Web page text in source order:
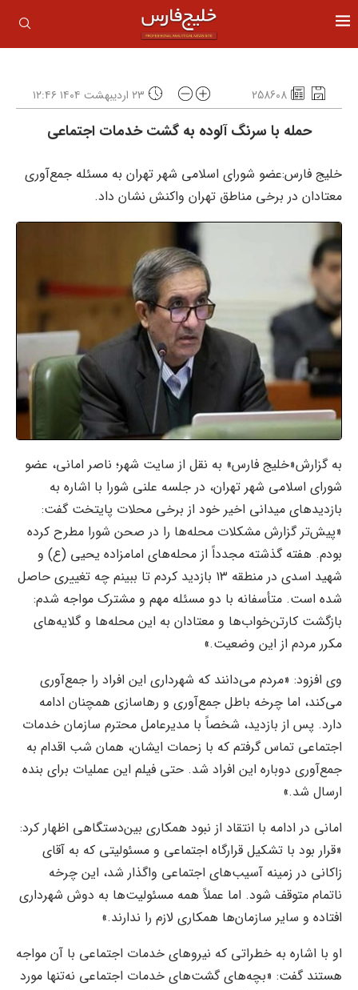
258608 ۲۳ اردیبهشت ۱۴۰۴ ۱۲:۴۶
حمله با سرنگ آلوده به گشت خدمات اجتماعی
خلیج فارس:عضو شورای اسلامی شهر تهران به مسئله جمع‌آوری
معتادان در برخی مناطق تهران واکنش نشان داد.
به گزارش«خلیج فارس» به نقل از سایت شهر؛ ناصر امانی، عضو
شورای اسلامی شهر تهران، در جلسه علنی شورا با اشاره به
بازدیدهای میدانی اخیر خود از برخی محلات پایتخت گفت:
«پیش‌تر گزارش مشکلات محله‌ها را در صحن شورا مطرح کرده
بودم. هفته گذشته مجدداً از محله‌های امامزاده یحیی (ع) و
شهید اسدی در منطقه ۱۳ بازدید کردم تا ببینم چه تغییری حاصل
شده است. متأسفانه با دو مسئله مهم و مشترک مواجه شدم:
بازگشت کارتن‌خواب‌ها و معتادان به این محله‌ها و گلایه‌های
مکرر مردم از این وضعیت.»
وی افزود: «مردم می‌دانند که شهرداری این افراد را جمع‌آوری
می‌کند، اما چرخه باطل جمع‌آوری و رهاسازی همچنان ادامه
دارد. پس از بازدید، شخصاً با مدیرعامل محترم سازمان خدمات
اجتماعی تماس گرفتم که با زحمات ایشان، همان شب اقدام به
جمع‌آوری دوباره این افراد شد. حتی فیلم این عملیات برای بنده
ارسال شد.»
امانی در ادامه با انتقاد از نبود همکاری بین‌دستگاهی اظهار کرد:
«قرار بود با تشکیل قرارگاه اجتماعی و مسئولیتی که به آقای
زاکانی در زمینه آسیب‌های اجتماعی واگذار شد، این چرخه
ناتمام متوقف شود. اما عملاً همه مسئولیت‌ها به دوش شهرداری
افتاده و سایر سازمان‌ها همکاری لازم را ندارند.»
او با اشاره به خطراتی که نیروهای خدمات اجتماعی با آن مواجه
هستند گفت: «بچه‌های گشت‌های خدمات اجتماعی نه‌تنها مورد